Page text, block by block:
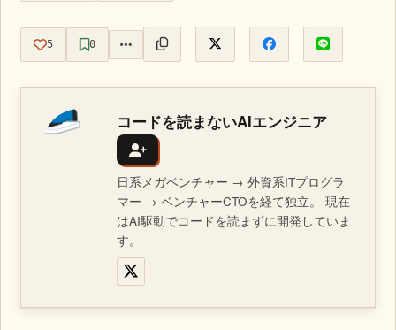
5 0
コードを読まないAIエンジニア
日系メガベンチャー → 外資系ITプログラ
マー → ベンチャーCTOを経て独立。 現在
はAI駆動でコードを読まずに開発していま
す。